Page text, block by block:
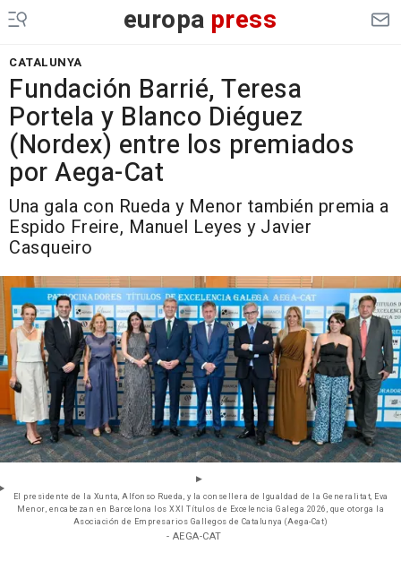
europa press
CATALUNYA
Fundación Barrié, Teresa
Portela y Blanco Diéguez
(Nordex) entre los premiados
por Aega-Cat
Una gala con Rueda y Menor también premia a
Espido Freire, Manuel Leyes y Javier
Casqueiro
El presidente de la Xunta, Alfonso Rueda, y la consellera de Igualdad de la Generalitat, Eva
Menor, encabezan en Barcelona los XXI Títulos de Excelencia Galega 2026, que otorga la
Asociación de Empresarios Gallegos de Catalunya (Aega-Cat)
- AEGA-CAT